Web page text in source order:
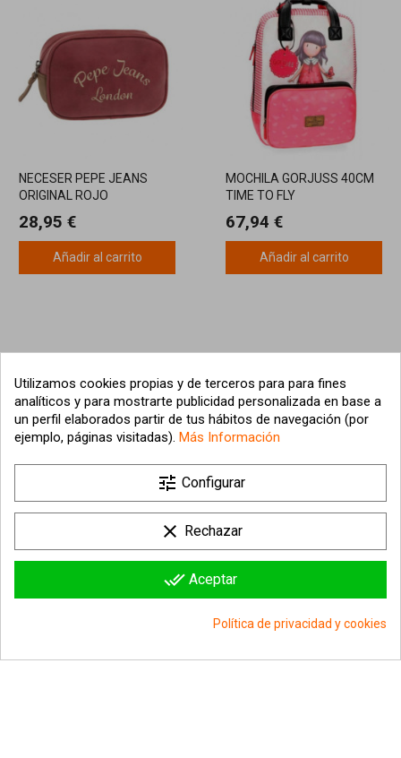
NECESER PEPE JEANS
ORIGINAL ROJO
28,95 €
Añadir al carrito
MOCHILA GORJUSS 40CM
TIME TO FLY
67,94 €
Añadir al carrito
Información sobre la tienda 
Utilizamos cookies propias y de terceros para para fines
analíticos y para mostrarte publicidad personalizada en base a
un perfil elaborados partir de tus hábitos de navegación (por
ejemplo, páginas visitadas). Más Información
tune Configurar
clear Rechazar
done_all Aceptar
Política de privacidad y cookies